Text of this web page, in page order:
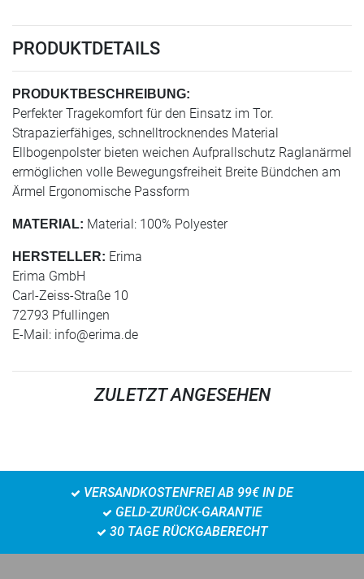
PRODUKTDETAILS
PRODUKTBESCHREIBUNG:
Perfekter Tragekomfort für den Einsatz im Tor.
Strapazierfähiges, schnelltrocknendes Material
Ellbogenpolster bieten weichen Aufprallschutz Raglanärmel
ermöglichen volle Bewegungsfreiheit Breite Bündchen am
Ärmel Ergonomische Passform
MATERIAL: Material: 100% Polyester
HERSTELLER: Erima
Erima GmbH
Carl-Zeiss-Straße 10
72793 Pfullingen
E-Mail: info@erima.de
ZULETZT ANGESEHEN
VERSANDKOSTENFREI AB 99€ IN DE
GELD-ZURÜCK-GARANTIE
30 TAGE RÜCKGABERECHT